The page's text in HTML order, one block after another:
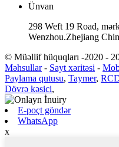
Ünvan
298 Weft 19 Road,
Wenzhou.Zhejiang
© Müəllif hüquqları -2020 -
Məhsullar- Sayt xəritəsi -
Paylama qutusu, Taymer,
Dövrə kəsici,
E-poçt göndər
WhatsApp
x